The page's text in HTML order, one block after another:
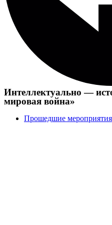
Интеллектуально —
мировая война»
Прошедшие мероприятия